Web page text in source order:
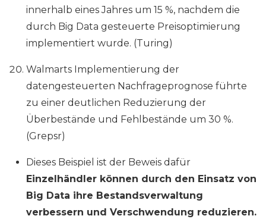
innerhalb eines Jahres um 15 %, nachdem die
durch Big Data gesteuerte Preisoptimierung
implementiert wurde. (Turing)
Walmarts Implementierung der
datengesteuerten Nachfrageprognose führte
zu einer deutlichen Reduzierung der
Überbestände und Fehlbestände um 30 %.
(Grepsr)
Dieses Beispiel ist der Beweis dafür
Einzelhändler können durch den Einsatz von
Big Data ihre Bestandsverwaltung
verbessern und Verschwendung reduzieren.